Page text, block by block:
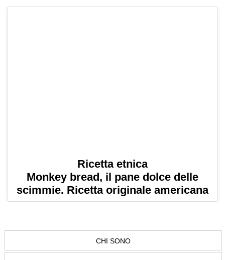
Ricetta etnica
Monkey bread, il pane dolce delle
scimmie. Ricetta originale americana
CHI SONO